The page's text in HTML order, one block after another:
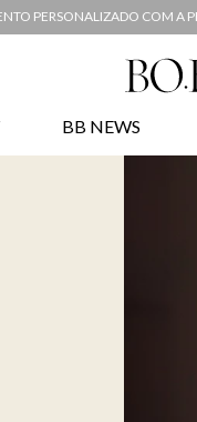
PERSONALIZADO COM A
BB NEWS